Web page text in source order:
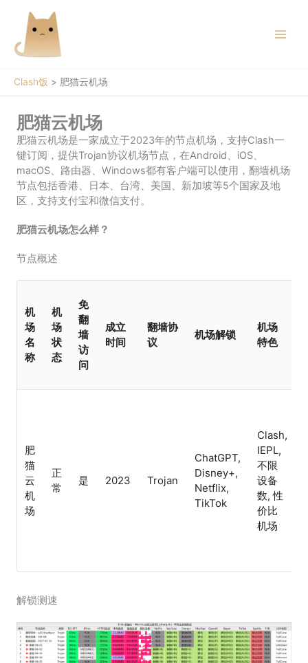
Clash饭 > 肥猫云机场
肥猫云机场
肥猫云机场是一家成立于2023年的节点机场，支持Clash一
键订阅，提供Trojan协议机场节点，在Android、iOS、
macOS、路由器、Windows都有客户端可以使用，翻墙机场
节点包括香港、日本、台湾、美国、新加坡等5个国家及地
区，支持支付宝和微信支付。
肥猫云机场怎么样？
节点概述
机
场
名
称
机
场
状
态
免
翻
墙
访
问
成立
时间
翻墙协
议
机场解锁
机场
特色
肥
猫
云
机
场
正
常
是 2023 Trojan
ChatGPT,
Disney+,
Netflix,
TikTok
Clash,
IEPL,
不限
设备
数, 性
价比
机场
解锁测速